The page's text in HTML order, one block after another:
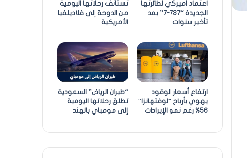
اعتماد أميركي لطائرتها
الجديدة “737-7” بعد
تأخير سنوات
تستأنف رحلاتها اليومية
من الدوحة إلى فلاديلفيا
الأمريكية
ارتفاع أسعار الوقود
يهوي بأرباح “لوفتهانزا”
56% رغم نمو الإيرادات
“طيران الرياض” السعودية
تطلق رحلاتها اليومية
إلى مومباي بالهند